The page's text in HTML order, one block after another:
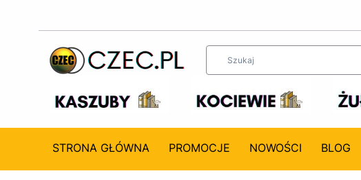
STRONA GŁÓWNA PROMOCJE NOWOŚCI BLOG